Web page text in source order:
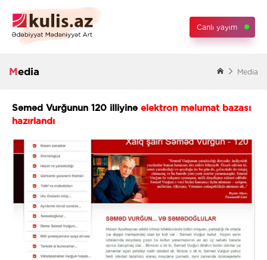
Canlı yayım
Media Media
Səməd Vurğunun 120 illiyinə elektron məlumat bazası
hazırlandı